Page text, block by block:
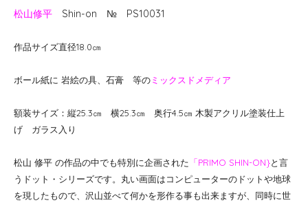
松山修平 Shin-on № PS10031
作品サイズ直径18.0㎝
ボール紙に 岩絵の具、石膏 等のミックスドメディア
額装サイズ：縦25.3㎝ 横25.3㎝ 奥行4.5㎝ 木製アクリル塗装仕上
げ ガラス入り
松山 修平 の作品の中でも特別に企画された 「PRIMO SHIN-ON}と言
うドット・シリーズです。丸い画面はコンピューターのドットや地球
を現したもので、沢山並べて何かを形作る事も出来ますが、同時に世